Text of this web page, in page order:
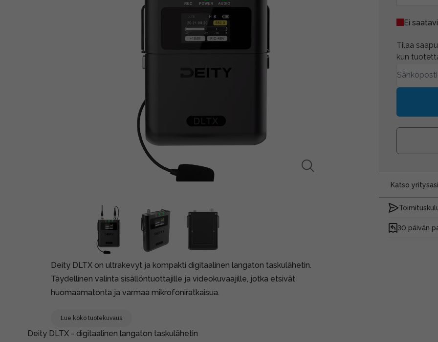
Deity DLTX on ultrakevyt ja kompakti digitaalinen langaton taskulähetin.
Täydellinen valinta sisällöntuottajille ja videokuvaajille, jotka etsivät
huomaamatonta ja varmaa mikrofoniratkaisua.
Lue koko tuotekuvaus
Ei
Tilaa
kun
Katso
30 päivän
Deity DLTX - digitaalinen langaton taskulähetin